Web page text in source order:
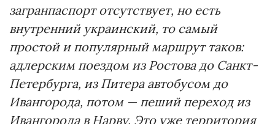
загранпаспорт отсутствует, но есть
внутренний украинский, то самый
простой и популярный маршрут таков:
адлерским поездом из Ростова до Санкт-
Петербурга, из Питера автобусом до
Ивангорода, потом — пеший переход из
Ивангорода в Нарву. Это уже территория